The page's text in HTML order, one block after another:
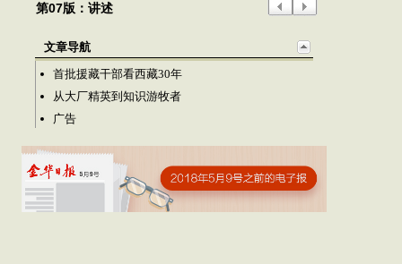
第07版：讲述
文章导航
首批援藏干部看西藏30年
从大厂精英到知识游牧者
广告